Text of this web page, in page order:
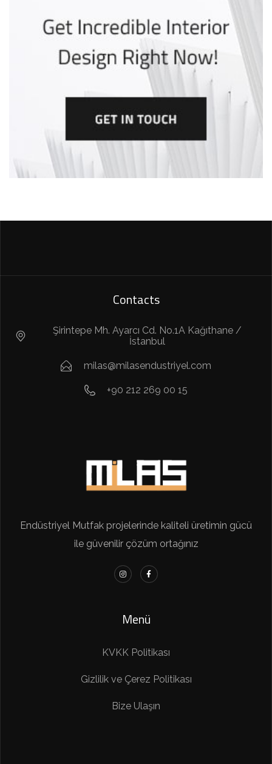
Contacts
Şirintepe Mh. Ayarcı Cd. No.1A Kağıthane /
İstanbul
milas@milasendustriyel.com
+90 212 269 00 15
Endüstriyel Mutfak projelerinde kaliteli üretimin gücü
ile güvenilir çözüm ortağınız
Menü
KVKK Politikası
Gizlilik ve Çerez Politikası
Bize Ulaşın